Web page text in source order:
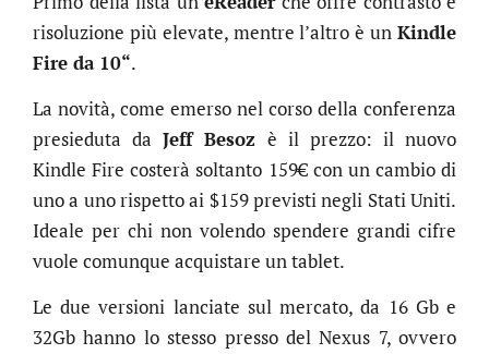
risoluzione più elevate, mentre l’altro è un Kindle
Fire da 10“.
La novità, come emerso nel corso della conferenza
presieduta daJeff Besoz è il prezzo: il nuovo
Kindle Fire costerà soltanto 159€ con un cambio di
uno a uno rispetto ai $159 previsti negli Stati Uniti.
Ideale per chi non volendo spendere grandi cifre
vuole comunque acquistare un tablet.
Le due versioni lanciate sul mercato, da 16 Gb e
32Gb hanno lo stesso presso del Nexus 7, ovvero